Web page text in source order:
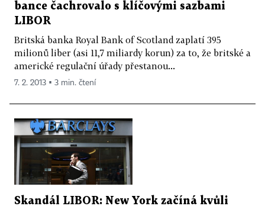
bance čachrovalo s klíčovými sazbami
LIBOR
Britská banka Royal Bank of Scotland zaplatí 395
milionů liber (asi 11,7 miliardy korun) za to, že britské a
americké regulační úřady přestanou...
7. 2. 2013 ▪ 3 min. čtení
Skandál LIBOR: New York začíná kvůli